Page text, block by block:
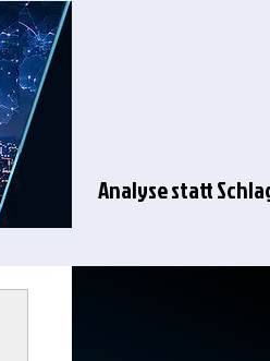
Analyse statt